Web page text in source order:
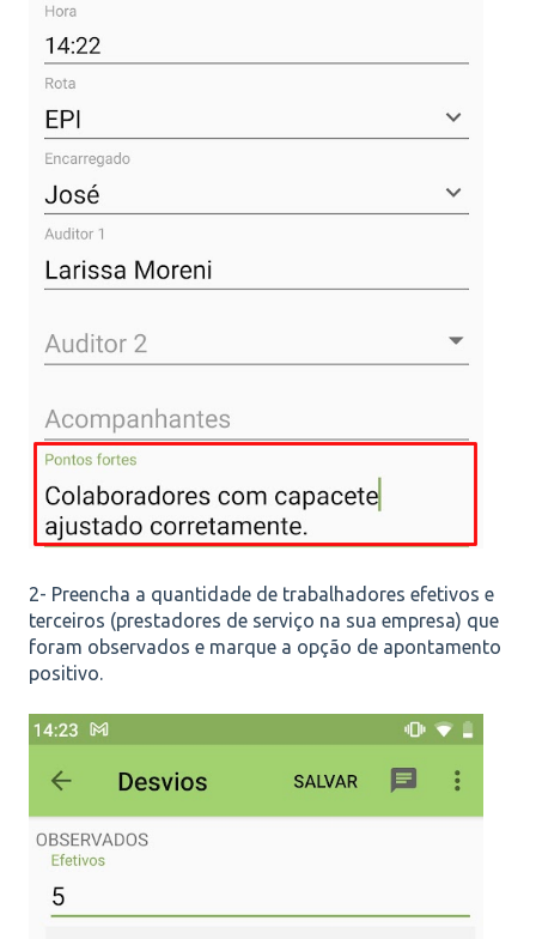
2- Preencha a quantidade de trabalhadores efetivos e
terceiros (prestadores de serviço na sua empresa) que
foram observados e marque a opção de apontamento
positivo.